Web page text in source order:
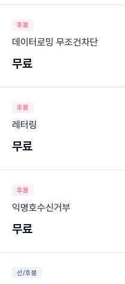
후불
데이터로밍 무조건차단
무료
후불
레터링
무료
후불
익명호수신거부
무료
선/후불